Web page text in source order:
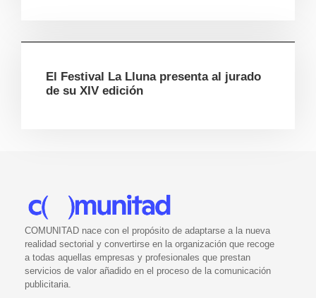
El Festival La Lluna presenta al jurado
de su XIV edición
COMUNITAD nace con el propósito de adaptarse a la nueva
realidad sectorial y convertirse en la organización que recoge
a todas aquellas empresas y profesionales que prestan
servicios de valor añadido en el proceso de la comunicación
publicitaria.